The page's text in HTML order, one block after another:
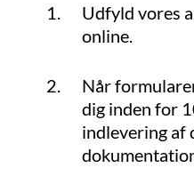
Udfyld vores
online.
Når
dig inden for
indlevering af